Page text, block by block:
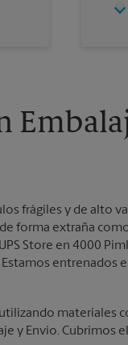
frágiles y de alto
forma extraña
Store en 4000
entrenados
materiales
y Envío. Cubrimos